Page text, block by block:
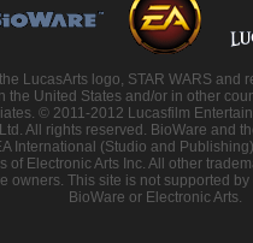
LucasArts logo, STAR WARS and
the United States and/or in other
© 2011-2012 Lucasfilm
All rights reserved. BioWare and
International (Studio and
of Electronic Arts Inc. All other
owners. This site is not supported by
BioWare or Electronic Arts.